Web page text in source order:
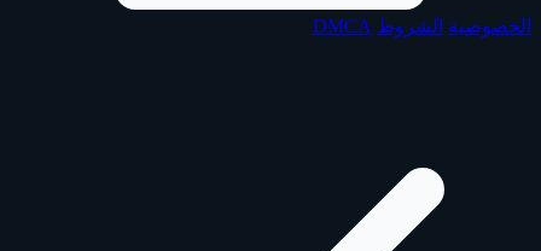
الخصوصية الشروط DMCA